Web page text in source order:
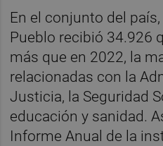
En el conjunto del país,
Pueblo recibió 34.926
más que en 2022, la
relacionadas con la
Justicia, la Seguridad
educación y sanidad.
Informe Anual de la